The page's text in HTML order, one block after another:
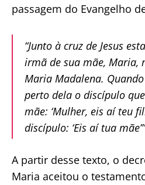
passagem do Evangelho
“Junto à cruz de Jesus
irmã de sua mãe, Maria,
Maria Madalena.
perto dela o discípulo
mãe: ‘Mulher, eis aí teu
discípulo: ‘Eis aí tua
A partir desse texto, o
Maria aceitou o